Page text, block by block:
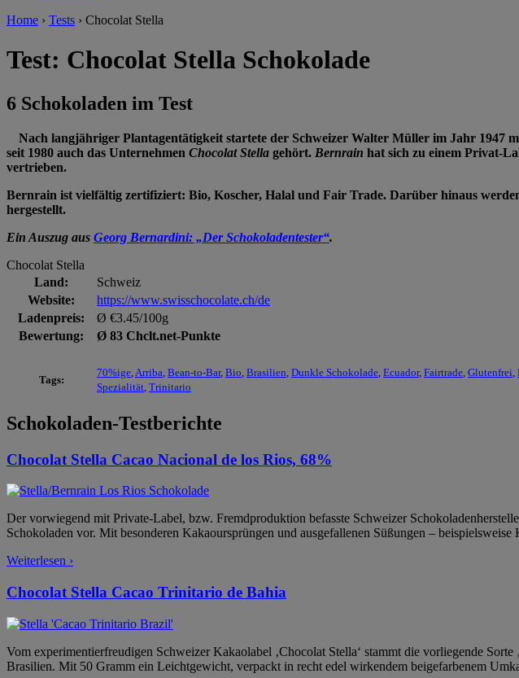
Home › Tests › Chocolat Stella
Test: Chocolat Stella Schokolade
6 Schokoladen im Test
Nach langjähriger Plantagentätigkeit startete der Schweizer Walter Müller im Jahr 1947
seit 1980 auch das Unternehmen Chocolat Stella gehört. Bernrain hat sich zu einem Privat-
vertrieben.
Bernrain ist vielfältig zertifiziert: Bio, Koscher, Halal und Fair Trade. Darüber hinaus
hergestellt.
Ein Auszug aus Georg Bernardini: „Der Schokoladentester“.
Chocolat Stella
Land:
Schweiz
Website:
https://www.swisschocolate.ch/de
Ladenpreis:
Ø €3.45/100g
Bewertung:
Ø 83 Chclt.net-Punkte
Tags:
70%ige Arriba Bean-to-Bar, Bio Brasilien Dunkle Schokolade Ecuador, Fairtrade Glutenfrei
Spezialität Trinitario
Schokoladen-Testberichte
Chocolat Stella Cacao Nacional de los Rios, 68%
Der vorwiegend mit Private-Label, bzw. Fremdproduktion befasste Schweizer
Schokoladen vor. Mit besonderen Kakaoursprüngen und ausgefallenen Süßungen –
Weiterlesen ›
Chocolat Stella Cacao Trinitario de Bahia
Vom experimentierfreudigen Schweizer Kakaolabel ‚Chocolat Stella‘ stammt die vorliegende
Brasilien. Mit 50 Gramm ein Leichtgewicht, verpackt in recht edel wirkendem beigefarbenem